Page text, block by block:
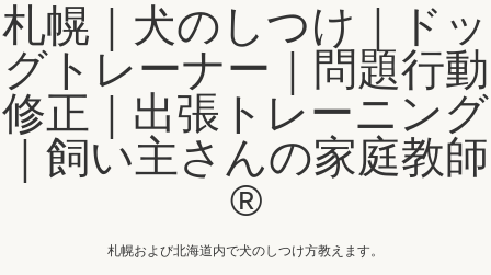
札幌｜犬のしつけ｜ドッ
グトレーナー｜問題行動
修正｜出張トレーニング
｜飼い主さんの家庭教師
®️
札幌および北海道内で犬のしつけ方教えます。